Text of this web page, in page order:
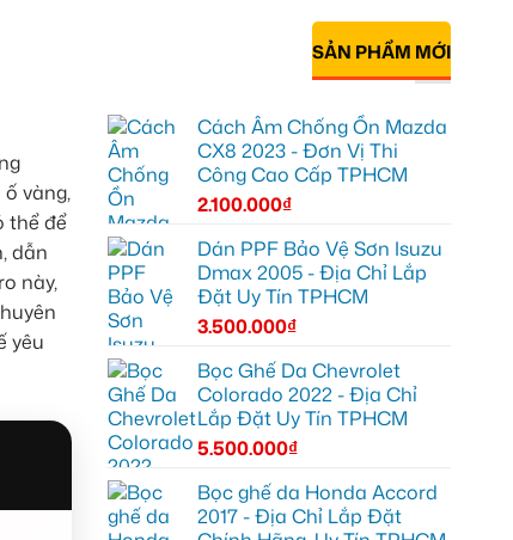
vàng,
thể để
dẫn
này,
yêu
SẢN PHẨM MỚI
Cách Âm Chống Ồn Mazda
CX8 2023 - Đơn Vị Thi
Công Cao Cấp TPHCM
2.100.000₫
Dán PPF Bảo Vệ Sơn Isuzu
Dmax 2005 - Địa Chỉ Lắp
Đặt Uy Tín TPHCM
3.500.000₫
Bọc Ghế Da Chevrolet
Colorado 2022 - Địa Chỉ
Lắp Đặt Uy Tín TPHCM
5.500.000₫
Bọc ghế da Honda Accord
2017 - Địa Chỉ Lắp Đặt